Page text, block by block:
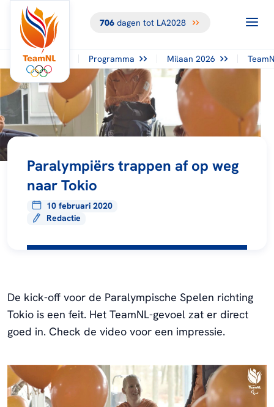
706dagen tot LA2028
Programma Milaan 2026
Paralympiërs trappen af op weg
naar Tokio
10 februari 2020
Redactie
De kick-off voor de Paralympische Spelen richting
Tokio is een feit. Het TeamNL-gevoel zat er direct
goed in. Check de video voor een impressie.